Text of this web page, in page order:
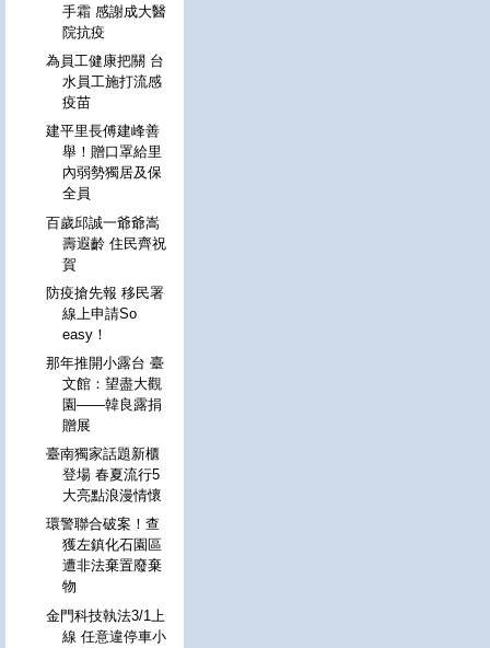
手霜 感謝成大醫
院抗疫
為員工健康把關 台
水員工施打流感
疫苗
建平里長傅建峰善
舉！贈口罩給里
內弱勢獨居及保
全員
百歲邱誠一爺爺嵩
壽遐齡 住民齊祝
賀
防疫搶先報 移民署
線上申請So
easy！
那年推開小露台 臺
文館：望盡大觀
園——韓良露捐
贈展
臺南獨家話題新櫃
登場 春夏流行5
大亮點浪漫情懷
環警聯合破案！查
獲左鎮化石園區
遭非法棄置廢棄
物
金門科技執法3/1上
線 任意違停車小